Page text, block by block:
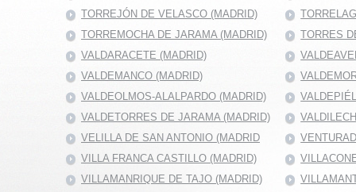
TORREJÓN DE VELASCO (MADRID)
TORREMOCHA DE JARAMA (MADRID)
TORRES
VALDARACETE (MADRID)
VALDEMANCO (MADRID)
VALDEOLMOS-ALALPARDO (MADRID)
VALDETORRES DE JARAMA (MADRID)
VELILLA DE SAN ANTONIO (MADRID
VILLA FRANCA CASTILLO (MADRID)
VILLAMANRIQUE DE TAJO (MADRID)